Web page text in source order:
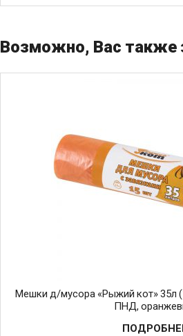
Возможно, Вас также
Мешки д/мусора «Рыжий кот» 35л
ПНД,